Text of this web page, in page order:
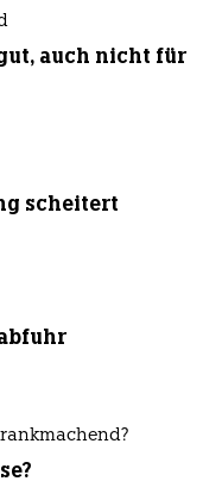
auch nicht für
scheitert